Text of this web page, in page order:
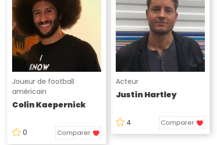
Joueur de football
américain
Colin Kaepernick
0 Comparer
Acteur
Justin Hartley
4 Comparer